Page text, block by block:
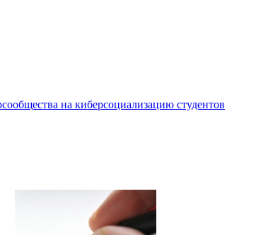
на киберсоциализацию студентов